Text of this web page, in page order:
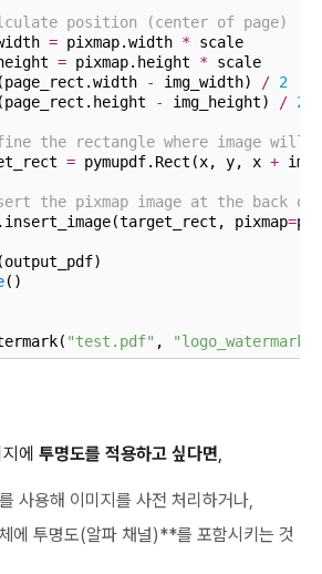
position (center of page)
= pixmap.width * scale
= pixmap.height * scale
- img_width) / 2
- img_height) / 2
the rectangle where image will
= pymupdf.Rect(x, y, x +
the pixmap image at the back of
pixmap=
()
"test.pdf" ,
에 투명도를 적용하고 싶다면,
를 사용해 이미지를 사전 처리하거나,
에 투명도(알파 채널)**를 포함시키는 것